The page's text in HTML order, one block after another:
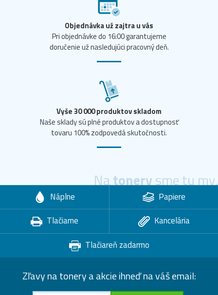
Objednávka už zajtra u vás
Pri objednávke do 16:00 garantujeme
doručenie už nasledujúci pracovný deň.
Vyše 30 000 produktov skladom
Naše sklady sú plné produktov a dostupnosť
tovaru 100% zodpovedá skutočnosti.
Natonerysme tu my.
Náplne
Papiere
Tlačiarne
Kancelária
Tlačiareň zadarmo
Zľavy na tonery a akcie ihneď na váš email: